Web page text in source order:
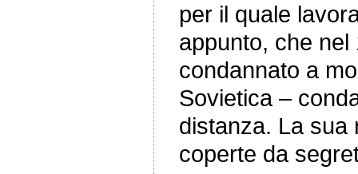
per il quale
appunto, che nel
condannato a
Sovietica –
distanza. La sua
coperte da